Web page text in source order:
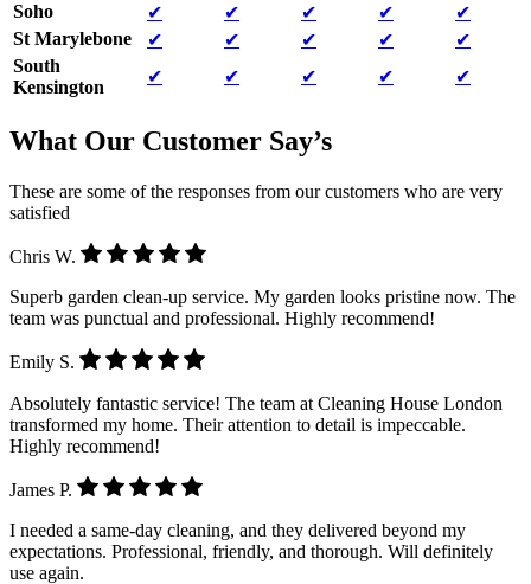
Soho
✔ ✔ ✔ ✔
✔
St Marylebone
✔ ✔ ✔ ✔
✔
South
Kensington
✔ ✔ ✔ ✔ ✔
What Our Customer Say’s
These are some of the responses from our customers who are very
satisfied
Chris W.
Superb garden clean-up service. My garden looks pristine now. The
team was punctual and professional. Highly recommend!
Emily S.
Absolutely fantastic service! The team at Cleaning House London
transformed my home. Their attention to detail is impeccable.
Highly recommend!
James P.
I needed a same-day cleaning, and they delivered beyond my
expectations. Professional, friendly, and thorough. Will definitely
use again.